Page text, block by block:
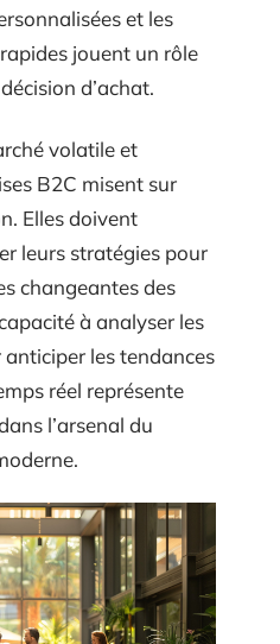
et les
jouent un rôle
d’achat.
volatile et
B2C misent sur
Elles doivent
leurs stratégies pour
changeantes des
à analyser les
les tendances
réel représente
l’arsenal du